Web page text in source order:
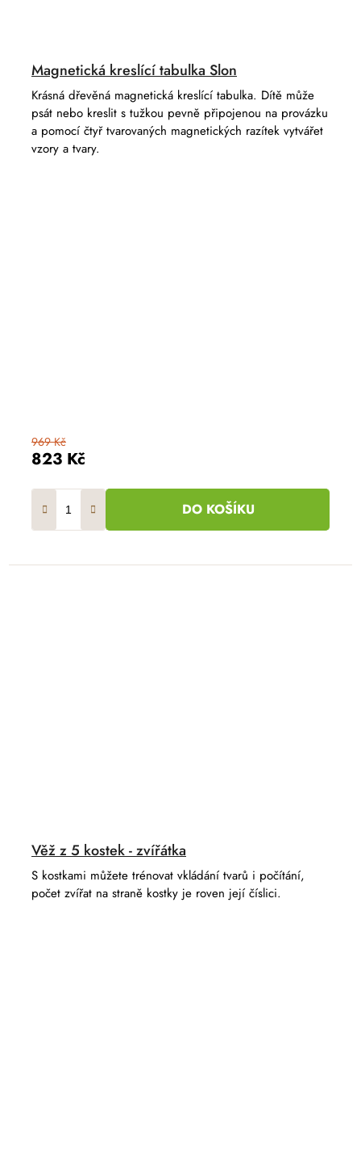
Magnetická kreslící tabulka Slon
823 Kč
969 Kč
DO KOŠÍKU
Krásná dřevěná magnetická kreslící tabulka. Dítě může
psát nebo kreslit s tužkou pevně připojenou na provázku
a pomocí čtyř tvarovaných magnetických razítek vytvářet
vzory a tvary.
Věž z 5 kostek - zvířátka
S kostkami můžete trénovat vkládání tvarů i počítání,
počet zvířat na straně kostky je roven její číslici.